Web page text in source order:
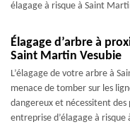
élagage à risque à Saint
Élagage d’arbre à
Saint Martin Vesubie
L’élagage de votre arbre à
menace de tomber sur les
dangereux et nécessitent
entreprise d’élagage à